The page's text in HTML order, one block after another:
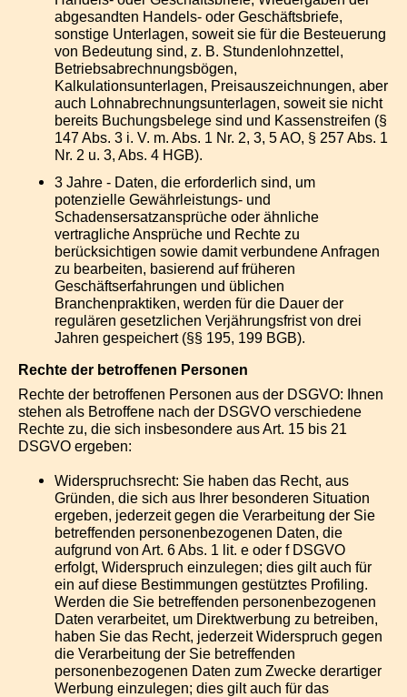
abgesandten Handels- oder Geschäftsbriefe,
sonstige Unterlagen, soweit sie für die Besteuerung
von Bedeutung sind, z. B. Stundenlohnzettel,
Betriebsabrechnungsbögen,
Kalkulationsunterlagen, Preisauszeichnungen, aber
auch Lohnabrechnungsunterlagen, soweit sie nicht
bereits Buchungsbelege sind und Kassenstreifen (§
147 Abs. 3 i. V. m. Abs. 1 Nr. 2, 3, 5 AO, § 257 Abs. 1
Nr. 2 u. 3, Abs. 4 HGB).
3 Jahre - Daten, die erforderlich sind, um
potenzielle Gewährleistungs- und
Schadensersatzansprüche oder ähnliche
vertragliche Ansprüche und Rechte zu
berücksichtigen sowie damit verbundene Anfragen
zu bearbeiten, basierend auf früheren
Geschäftserfahrungen und üblichen
Branchenpraktiken, werden für die Dauer der
regulären gesetzlichen Verjährungsfrist von drei
Jahren gespeichert (§§ 195, 199 BGB).
Rechte der betroffenen Personen
Rechte der betroffenen Personen aus der DSGVO: Ihnen
stehen als Betroffene nach der DSGVO verschiedene
Rechte zu, die sich insbesondere aus Art. 15 bis 21
DSGVO ergeben:
Widerspruchsrecht: Sie haben das Recht, aus
Gründen, die sich aus Ihrer besonderen Situation
ergeben, jederzeit gegen die Verarbeitung der Sie
betreffenden personenbezogenen Daten, die
aufgrund von Art. 6 Abs. 1 lit. e oder f DSGVO
erfolgt, Widerspruch einzulegen; dies gilt auch für
ein auf diese Bestimmungen gestütztes Profiling.
Werden die Sie betreffenden personenbezogenen
Daten verarbeitet, um Direktwerbung zu betreiben,
haben Sie das Recht, jederzeit Widerspruch gegen
die Verarbeitung der Sie betreffenden
personenbezogenen Daten zum Zwecke derartiger
Werbung einzulegen; dies gilt auch für das